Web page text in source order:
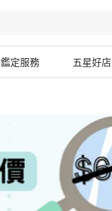
鑑定服務 五星好店